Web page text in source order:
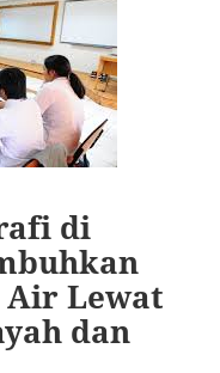
di
Air Lewat
dan